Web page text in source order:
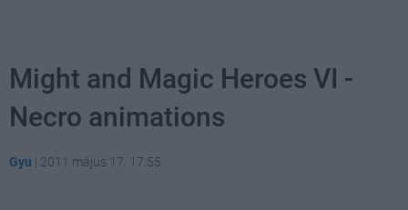
Might and Magic Heroes VI -
Necro animations
Gyu | 2011 május 17. 17:55